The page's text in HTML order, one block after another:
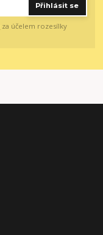
Přihlásit se
za účelem rozesílky